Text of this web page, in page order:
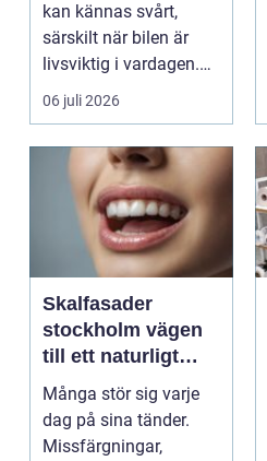
kan kännas svårt,
särskilt när bilen är
livsviktig i vardagen.
För många biläg...
06 juli 2026
Skalfasader
stockholm vägen
till ett naturligt
vackert leende
Många stör sig varje
dag på sina tänder.
Missfärgningar,